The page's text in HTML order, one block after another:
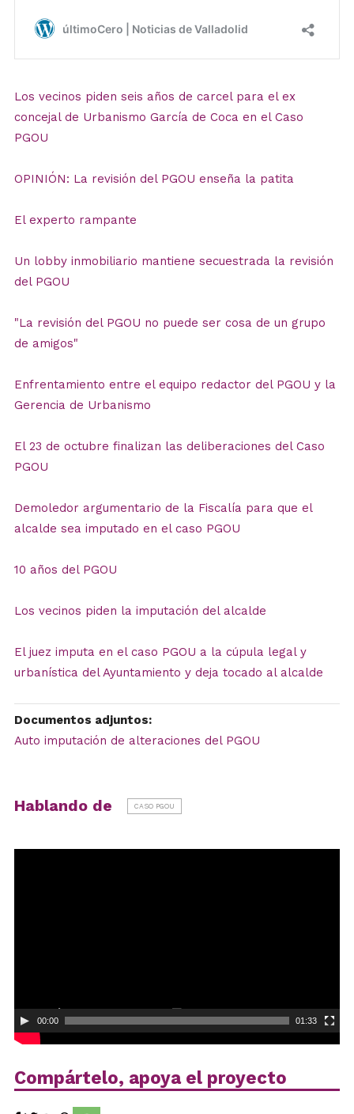
Los vecinos piden seis años de carcel para el ex
concejal de Urbanismo García de Coca en el Caso
PGOU
OPINIÓN: La revisión del PGOU enseña la patita
El experto rampante
Un lobby inmobiliario mantiene secuestrada la revisión
del PGOU
"La revisión del PGOU no puede ser cosa de un grupo
de amigos"
Enfrentamiento entre el equipo redactor del PGOU y la
Gerencia de Urbanismo
El 23 de octubre finalizan las deliberaciones del Caso
PGOU
Demoledor argumentario de la Fiscalía para que el
alcalde sea imputado en el caso PGOU
10 años del PGOU
Los vecinos piden la imputación del alcalde
El juez imputa en el caso PGOU a la cúpula legal y
urbanística del Ayuntamiento y deja tocado al alcalde
Documentos adjuntos:
Auto imputación de alteraciones del PGOU
Hablando de CASO PGOU
00:00 01:33
Compártelo, apoya el proyecto